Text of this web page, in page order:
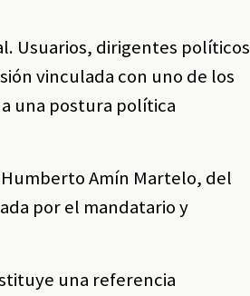
Usuarios, dirigentes políticos
vinculada con uno de los
una postura política
Amín Martelo, del
por el mandatario y
una referencia